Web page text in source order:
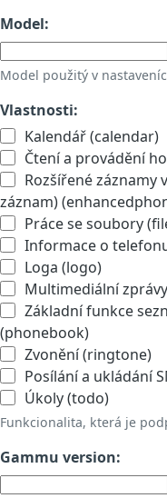
Model:
Model použitý v
Vlastnosti:
Kalendář (calendar)
Čtení a provádění
Rozšířené záznamy
záznam)
Práce se soubory
Informace o
Loga (logo)
Multimediální
Základní funkce
(phonebook)
Zvonění (ringtone)
Posílání a ukládání
Úkoly (todo)
Funkcionalita, která je
Gammu version: